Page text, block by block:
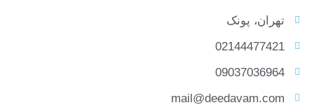
تهران، پونک
02144477421
09037036964
mail@deedavam.com